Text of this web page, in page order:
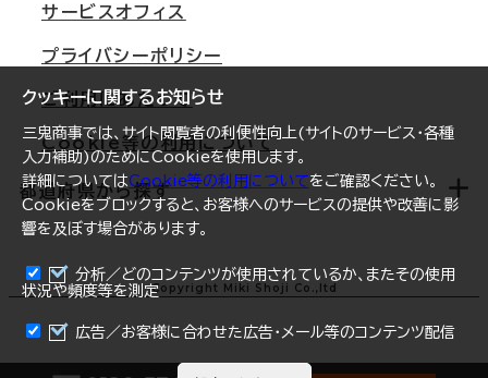
まとめて資料請求
クッキーに関するお知らせ
三鬼商事では、サイト閲覧者の利便性向上(サイトのサービス・各種
入力補助)のためにCookieを使用します。
詳細についてはCookie等の利用についてをご確認ください。
Cookieをブロックすると、お客様へのサービスの提供や改善に影
響を及ぼす場合があります。
分析／どのコンテンツが使用されているか、またその使用
状況や頻度等を測定
広告／お客様に合わせた広告・メール等のコンテンツ配信
名古屋
札幌
仙台
横浜
福岡
オフィスリポート
ログイン
サービスオフィス
プライバシーポリシー
ご利用にあたって
Cookie等の利用について
都道府県から探す
北海道
青森県
Copyright Miki Shoji Co.,ltd